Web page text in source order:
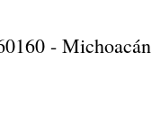
- Michoacán